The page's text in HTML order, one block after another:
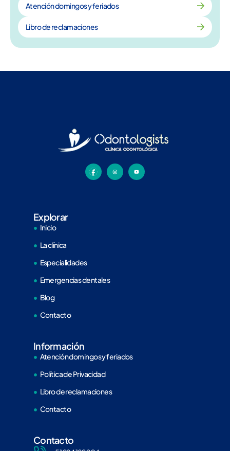
Atención domingos y feriados
Libro de reclamaciones
Explorar
Inicio
La clínica
Especialidades
Emergencias dentales
Blog
Contacto
Información
Atención domingos y feriados
Política de Privacidad
Libro de reclamaciones
Contacto
Contacto